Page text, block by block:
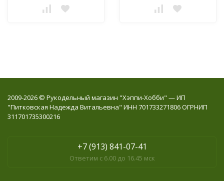
2009-2026 © Рукодельный магазин "Хэппи-Хобби" — ИП
"Питковская Надежда Витальевна" ИНН 701733271806 ОГРНИП
311701735300216
+7 (913) 841-07-41
Ответим с 6.00 до 16.45 мск